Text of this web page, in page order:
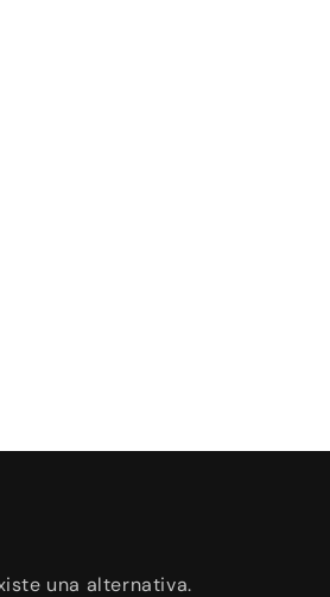
una alternativa.